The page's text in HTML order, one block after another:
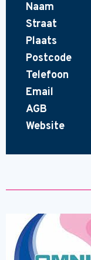
Naam
Straat
Plaats
Postcode
Telefoon
Email
AGB
Website